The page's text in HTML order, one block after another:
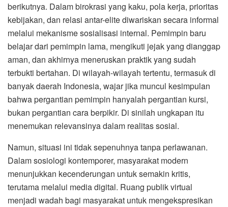
berikutnya. Dalam birokrasi yang kaku, pola kerja, prioritas
kebijakan, dan relasi antar-elite diwariskan secara informal
melalui mekanisme sosialisasi internal. Pemimpin baru
belajar dari pemimpin lama, mengikuti jejak yang dianggap
aman, dan akhirnya meneruskan praktik yang sudah
terbukti bertahan. Di wilayah-wilayah tertentu, termasuk di
banyak daerah Indonesia, wajar jika muncul kesimpulan
bahwa pergantian pemimpin hanyalah pergantian kursi,
bukan pergantian cara berpikir. Di sinilah ungkapan itu
menemukan relevansinya dalam realitas sosial.
Namun, situasi ini tidak sepenuhnya tanpa perlawanan.
Dalam sosiologi kontemporer, masyarakat modern
menunjukkan kecenderungan untuk semakin kritis,
terutama melalui media digital. Ruang publik virtual
menjadi wadah bagi masyarakat untuk mengekspresikan